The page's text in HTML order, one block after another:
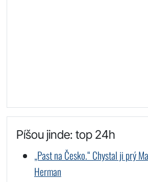
Píšou jinde: top 24h
„Past na Česko.“ Chystal ji prý
Herman